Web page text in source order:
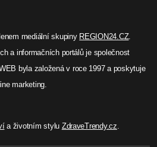
mediální skupiny REGION24.CZ.
a informačních portálů je společnost
byla založená v roce 1997 a poskytuje
marketing.
a životním stylu ZdraveTrendy.cz